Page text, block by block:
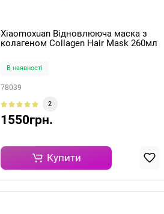
Xiaomoxuan Відновлююча маска з
колагеном Collagen Hair Mask 260мл
В наявності
78039
2
1550грн.
Купити